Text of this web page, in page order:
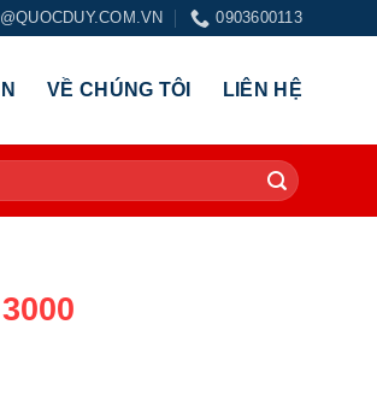
0903600113
VỀ CHÚNG TÔI LIÊN HỆ